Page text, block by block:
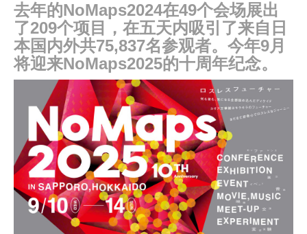
去年的NoMaps2024在49个会场展出
了209个项目，在五天内吸引了来自日
本国内外共75,837名参观者。今年9月
将迎来NoMaps2025的十周年纪念。